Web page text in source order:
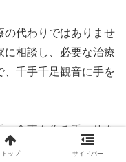
の代わりではありませ
に相談し、必要な治療
、千手千足観音に手を
、食事を作る手、体を
病院へ向かう足、通
トップ サイドバー